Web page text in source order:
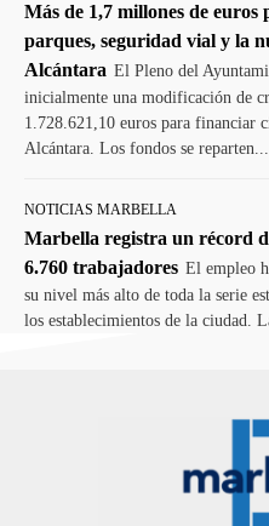
Más de 1,7 millones de euros
parques, seguridad vial y la
Alcántara El Pleno del
inicialmente una modificación de
1.728.621,10 euros para financiar
Alcántara. Los fondos se reparten...
NOTICIAS MARBELLA
Marbella registra un récord
6.760 trabajadores El empleo
su nivel más alto de toda la serie
los establecimientos de la ciudad.